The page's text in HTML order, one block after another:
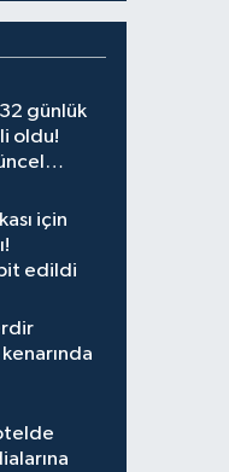
günlük
oldu!
için
edildi